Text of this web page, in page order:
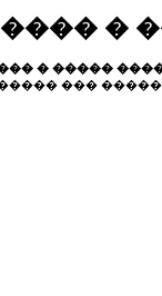
�
� �����
���